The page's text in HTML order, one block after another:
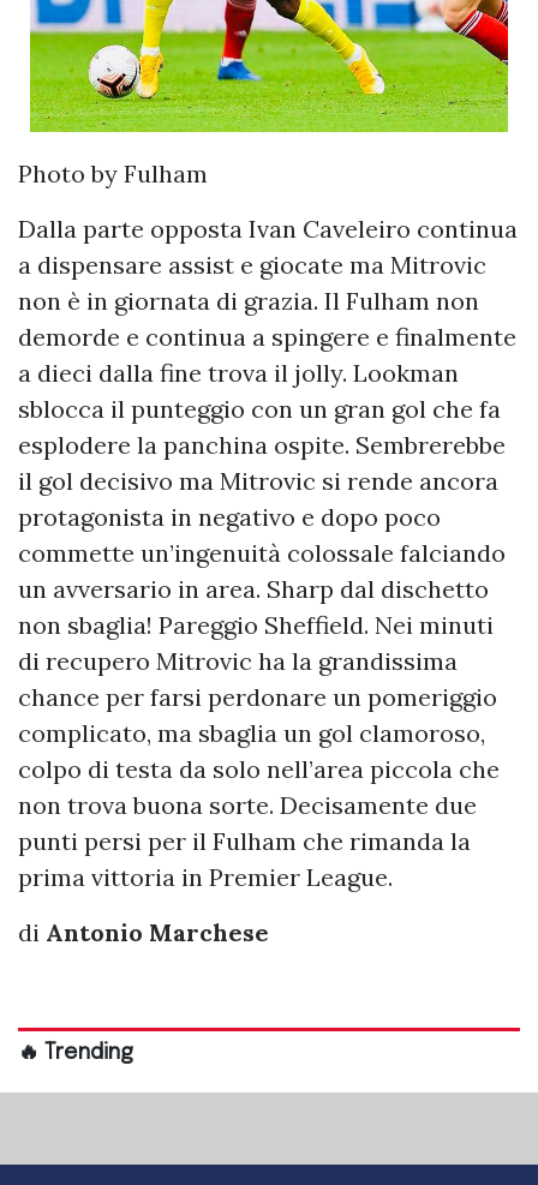
Photo by Fulham
Dalla parte opposta Ivan Caveleiro continua
a dispensare assist e giocate ma Mitrovic
non è in giornata di grazia. Il Fulham non
demorde e continua a spingere e finalmente
a dieci dalla fine trova il jolly. Lookman
sblocca il punteggio con un gran gol che fa
esplodere la panchina ospite. Sembrerebbe
il gol decisivo ma Mitrovic si rende ancora
protagonista in negativo e dopo poco
commette un’ingenuità colossale falciando
un avversario in area. Sharp dal dischetto
non sbaglia! Pareggio Sheffield. Nei minuti
di recupero Mitrovic ha la grandissima
chance per farsi perdonare un pomeriggio
complicato, ma sbaglia un gol clamoroso,
colpo di testa da solo nell’area piccola che
non trova buona sorte. Decisamente due
punti persi per il Fulham che rimanda la
prima vittoria in Premier League.
di Antonio Marchese
🔥 Trending